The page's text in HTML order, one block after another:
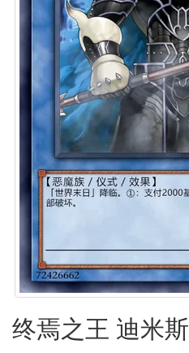
终焉之王 迪米斯